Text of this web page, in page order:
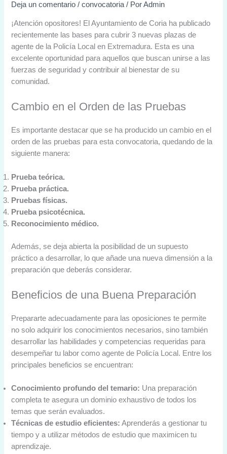
Deja un comentario /convocatoria/ PorAdmin
¡Atención opositores! El Ayuntamiento de Coria ha publicado
recientemente las bases para cubrir 3 nuevas plazas de
agente de la Policía Local en Extremadura. Esta es una
excelente oportunidad para aquellos que buscan unirse a las
fuerzas de seguridad y contribuir al bienestar de su
comunidad.
Cambio en el Orden de las Pruebas
Es importante destacar que se ha producido un cambio en el
orden de las pruebas para esta convocatoria, quedando de la
siguiente manera:
Prueba teórica.
Prueba práctica.
Pruebas físicas.
Prueba psicotécnica.
Reconocimiento médico.
Además, se deja abierta la posibilidad de un supuesto
práctico a desarrollar, lo que añade una nueva dimensión a la
preparación que deberás considerar.
Beneficios de una Buena Preparación
Prepararte adecuadamente para las oposiciones te permite
no solo adquirir los conocimientos necesarios, sino también
desarrollar las habilidades y competencias requeridas para
desempeñar tu labor como agente de Policía Local. Entre los
principales beneficios se encuentran:
Conocimiento profundo del temario: Una preparación
completa te asegura un dominio exhaustivo de todos los
temas que serán evaluados.
Técnicas de estudio eficientes: Aprenderás a gestionar tu
tiempo y a utilizar métodos de estudio que maximicen tu
aprendizaje.